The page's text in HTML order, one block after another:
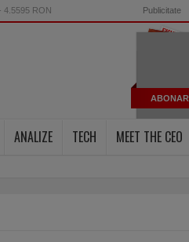
- 4.5595 RON Publicitate
ANALIZE TECH MEET THE CEO